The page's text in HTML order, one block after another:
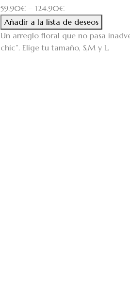
59.90€– 124.90€
Añadir a la lista de deseos
Un arreglo floral que no pasa
chic”. Elige tu tamaño, S,M y L.